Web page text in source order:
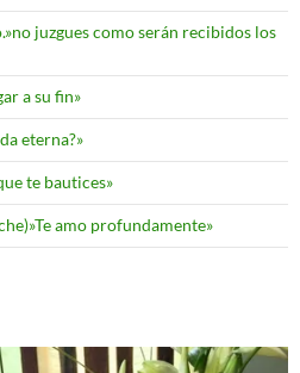
juzgues como serán recibidos los
a su fin»
eterna?»
te bautices»
amo profundamente»